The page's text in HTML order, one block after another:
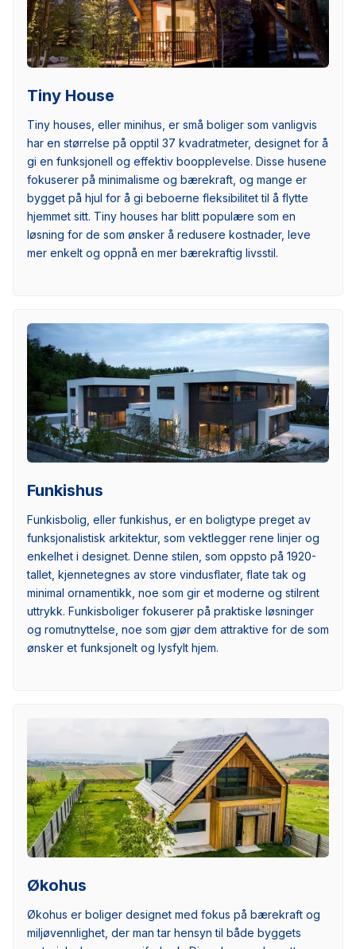
Tiny House
Tiny houses, eller minihus, er små boliger som vanligvis
har en størrelse på opptil 37 kvadratmeter, designet for å
gi en funksjonell og effektiv boopplevelse. Disse husene
fokuserer på minimalisme og bærekraft, og mange er
bygget på hjul for å gi beboerne fleksibilitet til å flytte
hjemmet sitt. Tiny houses har blitt populære som en
løsning for de som ønsker å redusere kostnader, leve
mer enkelt og oppnå en mer bærekraftig livsstil.
Funkishus
Funkisbolig, eller funkishus, er en boligtype preget av
funksjonalistisk arkitektur, som vektlegger rene linjer og
enkelhet i designet. Denne stilen, som oppsto på 1920-
tallet, kjennetegnes av store vindusflater, flate tak og
minimal ornamentikk, noe som gir et moderne og stilrent
uttrykk. Funkisboliger fokuserer på praktiske løsninger
og romutnyttelse, noe som gjør dem attraktive for de som
ønsker et funksjonelt og lysfylt hjem.
Økohus
Økohus er boliger designet med fokus på bærekraft og
miljøvennlighet, der man tar hensyn til både byggets